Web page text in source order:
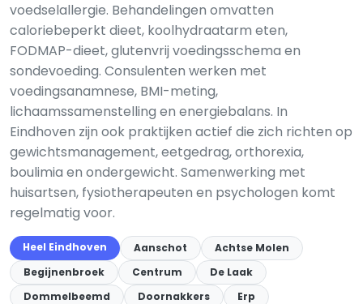
voedselallergie. Behandelingen omvatten
caloriebeperkt dieet, koolhydraatarm eten,
FODMAP-dieet, glutenvrij voedingsschema en
sondevoeding. Consulenten werken met
voedingsanamnese, BMI-meting,
lichaamssamenstelling en energiebalans. In
Eindhoven zijn ook praktijken actief die zich richten op
gewichtsmanagement, eetgedrag, orthorexia,
boulimia en ondergewicht. Samenwerking met
huisartsen, fysiotherapeuten en psychologen komt
regelmatig voor.
Heel Eindhoven Aanschot
Achtse Molen
Begijnenbroek
Centrum
De Laak
Dommelbeemd
Doornakkers
Erp